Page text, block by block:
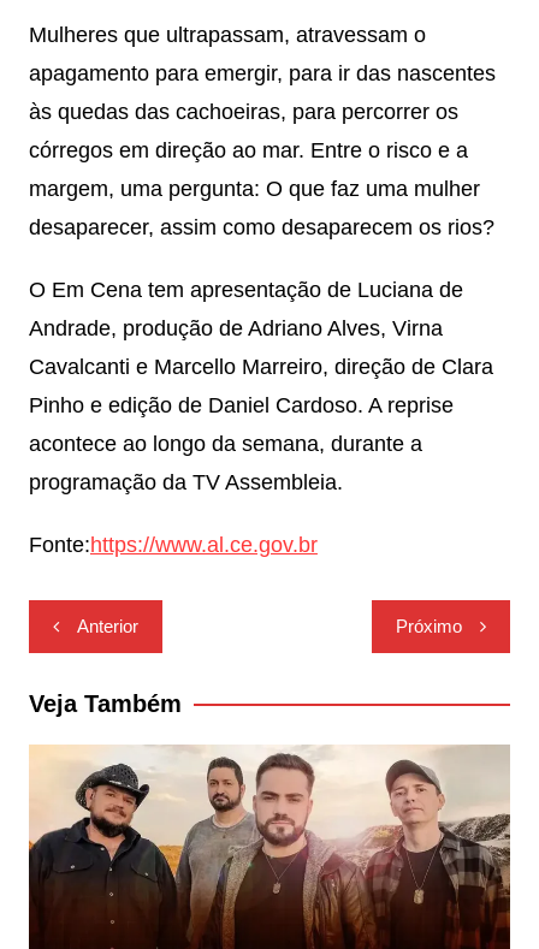
Mulheres que ultrapassam, atravessam o
apagamento para emergir, para ir das nascentes
às quedas das cachoeiras, para percorrer os
córregos em direção ao mar. Entre o risco e a
margem, uma pergunta: O que faz uma mulher
desaparecer, assim como desaparecem os rios?
O Em Cena tem apresentação de Luciana de
Andrade, produção de Adriano Alves, Virna
Cavalcanti e Marcello Marreiro, direção de Clara
Pinho e edição de Daniel Cardoso. A reprise
acontece ao longo da semana, durante a
programação da TV Assembleia.
Fonte:https://www.al.ce.gov.br
Navegação
de
Post
Anterior Próximo
Veja Também